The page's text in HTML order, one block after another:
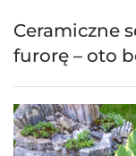
Ceramiczne
furorę – oto